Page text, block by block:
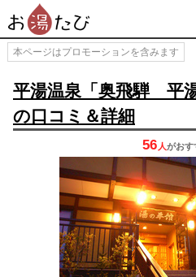
本ページはプロモーションを含みます
平湯温泉「奥飛騨 平
の口コミ＆詳細
56 人がおす